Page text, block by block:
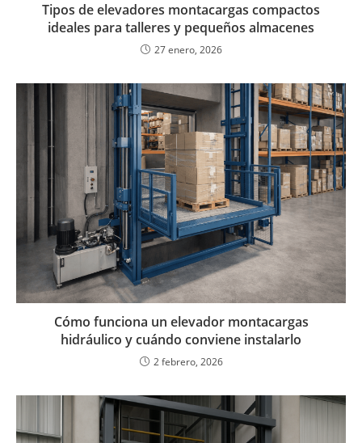
Tipos de elevadores montacargas compactos
ideales para talleres y pequeños almacenes
27 enero, 2026
Cómo funciona un elevador montacargas
hidráulico y cuándo conviene instalarlo
2 febrero, 2026